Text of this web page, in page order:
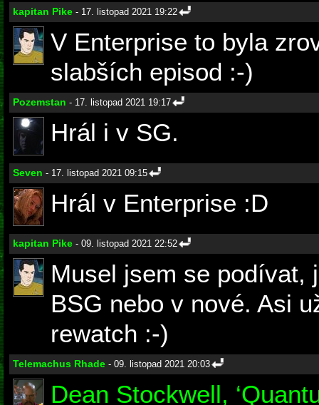
kapitan Pike - 17. listopad 2021 19:22
V Enterprise to byla
slabších episod :-)
Pozemstan - 17. listopad 2021 19:17
Hrál i v SG.
Seven - 17. listopad 2021 09:15
Hrál v Enterprise :D
kapitan Pike - 09. listopad 2021 22:52
Musel jsem se podívat,
BSG nebo v nové. Asi
rewatch :-)
Telemachus Rhade - 09. listopad 2021 20:03
Dean Stockwell,